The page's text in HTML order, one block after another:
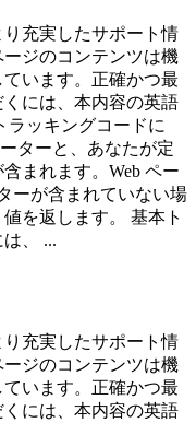
充実したサポート情
ジのコンテンツは機
います。正確かつ最
には、本内容の英語
ラッキングコードに
ターと、あなたが定
まれます。Web ペー
ーが含まれていない場
を返します。 基本ト
、 ...
充実したサポート情
ジのコンテンツは機
います。正確かつ最
には、本内容の英語